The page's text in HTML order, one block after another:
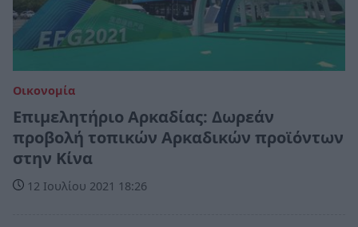
Οικονομία
Επιμελητήριο Αρκαδίας: Δωρεάν
προβολή τοπικών Αρκαδικών προϊόντων
στην Κίνα
12 Ιουλίου 2021 18:26